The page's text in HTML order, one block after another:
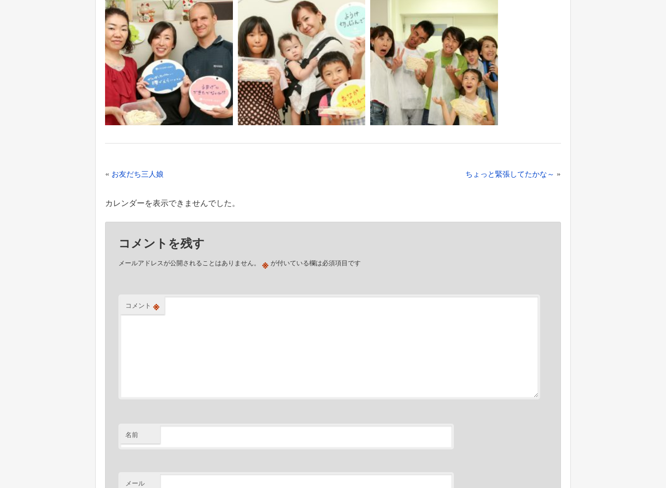
投
ナ
ちょっと緊張してたかな～ »
« お友だち三人娘
カレンダーを表示できませんでした。
コメントを残す
メールアドレスが公開されることはありません。 ※ が付いている欄は必須項目です
コメント ※
名前
メール